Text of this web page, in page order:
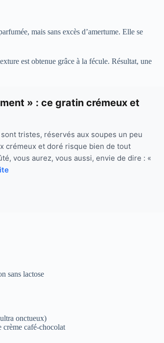
mais sans excès d’amertume. Elle se
est obtenue grâce à la fécule. Résultat, une
» : ce gratin crémeux et
tristes, réservés aux soupes un peu
crémeux et doré risque bien de tout
vous aurez, vous aussi, envie de dire : «
sans lactose
onctueux)
crème café-chocolat